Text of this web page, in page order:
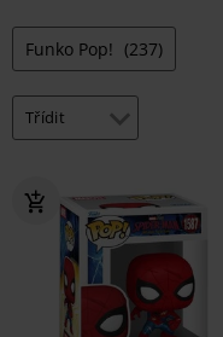
Funko Pop! (237)